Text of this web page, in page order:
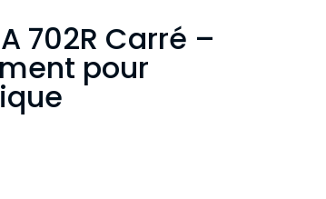
702R Carré –
pour